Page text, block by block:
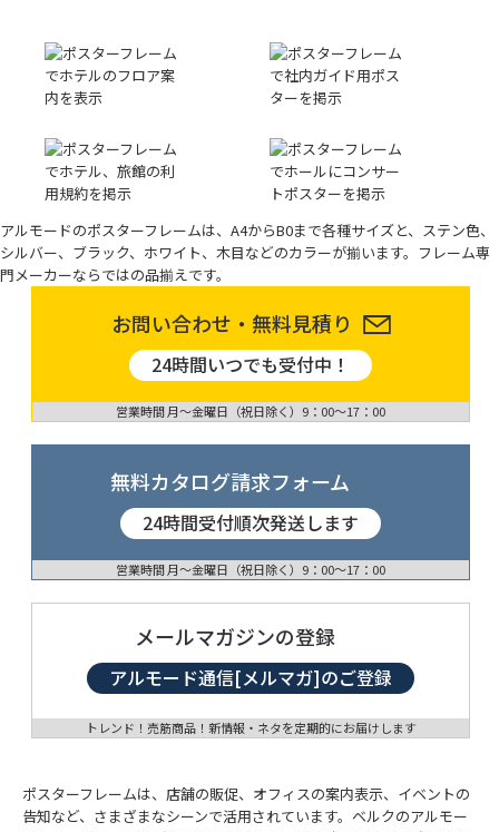
アルモードのポスターフレームは、A4からB0まで各種サイズと、ステン色、
シルバー、ブラック、ホワイト、木目などのカラーが揃います。フレーム専
門メーカーならではの品揃えです。
お問い合わせ・無料見積り
24時間いつでも受付中！
営業時間 月〜金曜日（祝日除く）9：00〜17：00
無料カタログ請求フォーム
24時間受付順次発送します
営業時間 月〜金曜日（祝日除く）9：00〜17：00
メールマガジンの登録
アルモード通信[メルマガ]のご登録
トレンド！売筋商品！新情報・ネタを定期的にお届けします
ポスターフレームは、店舗の販促、オフィスの案内表示、イベントの
告知など、さまざまなシーンで活用されています。ベルクのアルモー